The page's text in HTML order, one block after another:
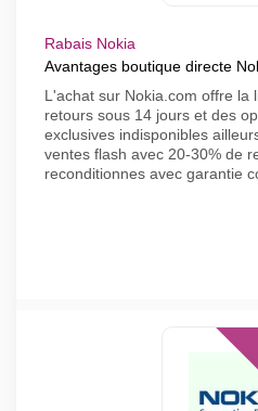
Rabais Nokia
Avantages boutique directe
L'achat sur Nokia.com offre la
retours sous 14 jours et des
exclusives indisponibles
ventes flash avec 20-30% de
reconditionnes avec garantie